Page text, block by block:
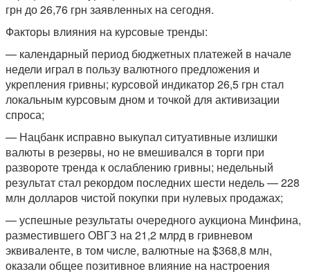
грн до 26,76 грн заявленных на сегодня.
Факторы влияния на курсовые тренды:
— календарный период бюджетных платежей в начале
недели играл в пользу валютного предложения и
укрепления гривны; курсовой индикатор 26,5 грн стал
локальным курсовым дном и точкой для активизации
спроса;
— Нацбанк исправно выкупал ситуативные излишки
валюты в резервы, но не вмешивался в торги при
развороте тренда к ослаблению гривны; недельный
результат стал рекордом последних шести недель — 228
млн долларов чистой покупки при нулевых продажах;
— успешные результаты очередного аукциона Минфина,
разместившего ОВГЗ на 21,2 млрд в гривневом
эквиваленте, в том числе, валютные на $368,8 млн,
оказали общее позитивное влияние на настроения